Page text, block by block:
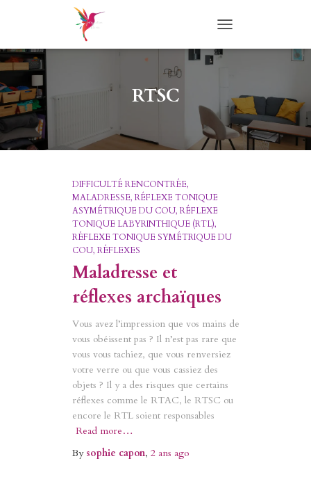
NAVIGATION
RTSC
DIFFICULTÉ RENCONTRÉE
MALADRESSE RÉFLEXE TONIQUE
ASYMÉTRIQUE DU COU RÉFLEXE
TONIQUE LABYRINTHIQUE (RTL)
RÉFLEXE TONIQUE SYMÉTRIQUE DU
COU RÉFLEXES
Maladresse et
réflexes archaïques
Vous avez l’impression que vos mains de
vous obéissent pas ? Il n’est pas rare que
vous vous tachiez, que vous renversiez
votre verre ou que vous cassiez des
objets ? Il y a des risques que certains
réflexes comme le RTAC, le RTSC ou
encore le RTL soient responsables
Read more…
By sophie capon, 2 ans ago